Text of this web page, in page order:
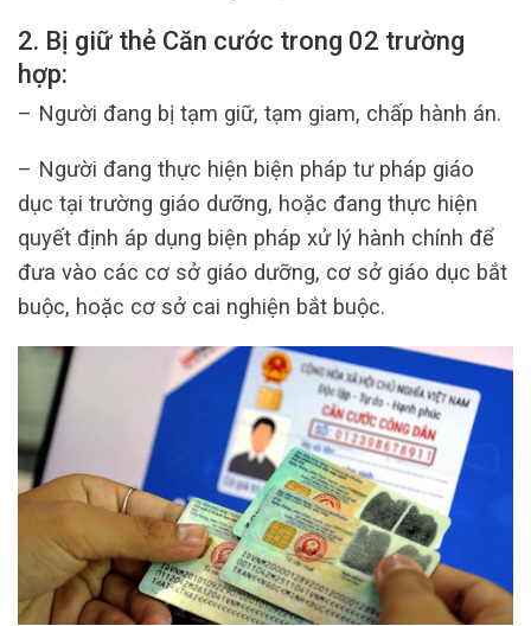
2. Bị giữ thẻ Căn cước trong 02 trường
hợp:
– Người đang bị tạm giữ, tạm giam, chấp hành án.
– Người đang thực hiện biện pháp tư pháp giáo
dục tại trường giáo dưỡng, hoặc đang thực hiện
quyết định áp dụng biện pháp xử lý hành chính để
đưa vào các cơ sở giáo dưỡng, cơ sở giáo dục bắt
buộc, hoặc cơ sở cai nghiện bắt buộc.